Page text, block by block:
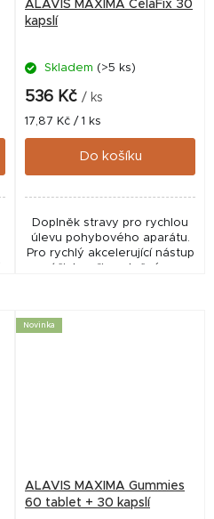
ALAVIS MAXIMA CelaFix 30
kapslí
Skladem (>5 ks)
536 Kč / ks
Měrná
cena:
17,87 Kč / 1 ks
Do košíku
Doplněk stravy pro rychlou
úlevu pohybového aparátu.
Pro rychlý akcelerující nástup
účinku při společném
Novinka
ALAVIS MAXIMA Gummies
60 tablet + 30 kapslí